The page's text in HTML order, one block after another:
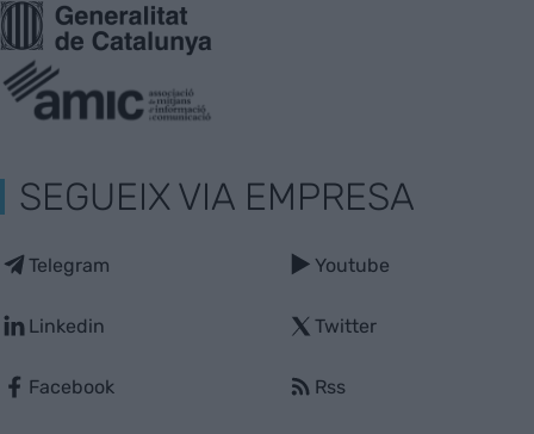
SEGUEIX VIA EMPRESA
Telegram
Linkedin
Facebook
Youtube
Twitter
Rss